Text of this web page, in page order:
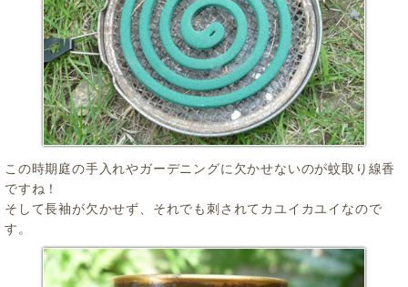
この時期庭の手入れやガーデニングに欠かせないのが蚊取り線香
ですね！
そして長袖が欠かせず、それでも刺されてカユイカユイなので
す。